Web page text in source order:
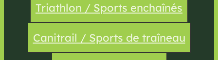
Triathlon / Sports enchaînés
Canitrail / Sports de traîneau